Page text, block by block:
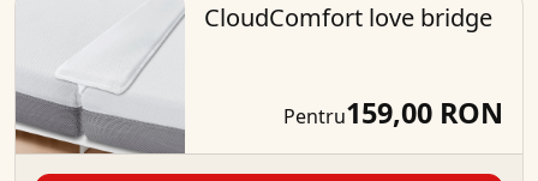
CloudComfort love bridge
Pentru159,00 RON